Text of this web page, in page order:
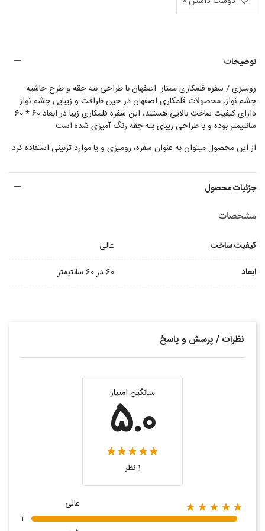
توضیحات
رومیزی / سفره قلمکاری ممتاز اصفهان با طراحی بته جقه و طرح حاشیه
چشم نواز، محصولات قلمکاری اصفهان در حین ظرافت و زیبایی چشم نواز
دارای کیفیت ساخت بالایی هستند، این سفره قلمکاری زیبا در ابعاد 60 * 60
سانتیمتر بوده و با طراحی زیبای بته جقه رنگ آمیزی شده است
از این محصول میتوان به عنوان سفره، رومیزی و یا موارد تزئینی استفاده کرد
جزئیات محصول
مشخصات
کیفیت ساخت
عالی
ابعاد
60 در 60 سانتیمتر
نظرات / پرسش و پاسخ
میانگین امتیاز
5.0
1 نظر
★★★★★
عالی
1